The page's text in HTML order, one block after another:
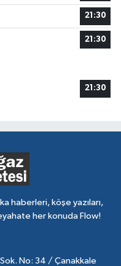
21:30
21:30
21:30
haberleri, köşe yazıları,
her konuda Flow!
No: 34 / Çanakkale